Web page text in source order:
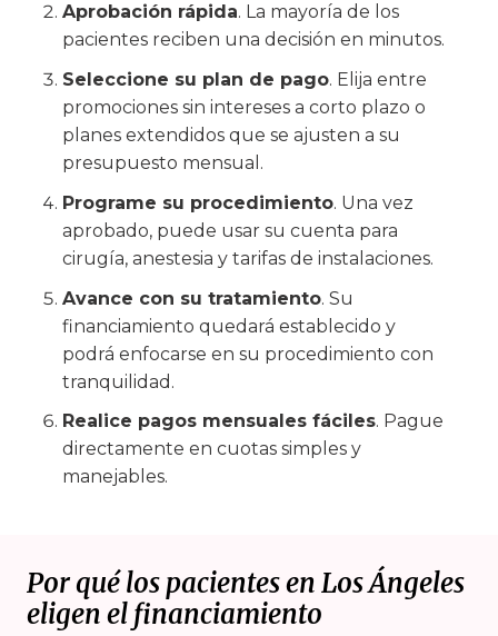
Aprobación rápida. La mayoría de los
pacientes reciben una decisión en minutos.
Seleccione su plan de pago. Elija entre
promociones sin intereses a corto plazo o
planes extendidos que se ajusten a su
presupuesto mensual.
Programe su procedimiento. Una vez
aprobado, puede usar su cuenta para
cirugía, anestesia y tarifas de instalaciones.
Avance con su tratamiento. Su
financiamiento quedará establecido y
podrá enfocarse en su procedimiento con
tranquilidad.
Realice pagos mensuales fáciles. Pague
directamente en cuotas simples y
manejables.
Por qué los pacientes en Los Ángeles
eligen el financiamiento